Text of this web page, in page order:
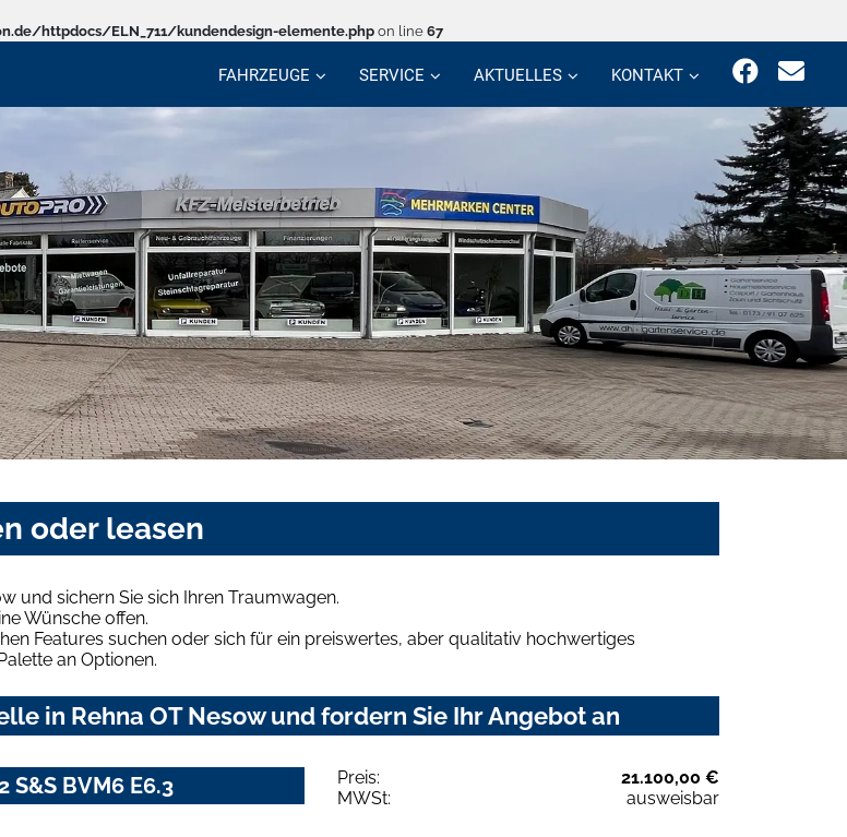
httpdocs/ELN_711/kundendesign-elemente.phpon line 67
FAHRZEUGE SERVICE AKTUELLES KONTAKT
oder leasen
und sichern Sie sich Ihren Traumwagen.
Wünsche offen.
Features suchen oder sich für ein preiswertes, aber qualitativ hochwertiges
an Optionen.
in Rehna OT Nesow und fordern Sie Ihr Angebot an
BVM6 E6.3 Preis:
21.100,00 €
MWSt:
ausweisbar